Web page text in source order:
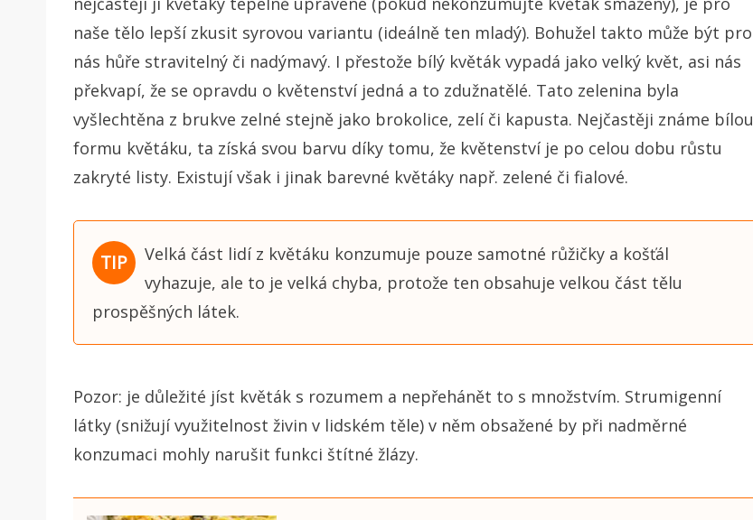
naše tělo lepší zkusit syrovou variantu (ideálně ten mladý). Bohužel takto může být pro
nás hůře stravitelný či nadýmavý. I přestože bílý květák vypadá jako velký květ, asi nás
překvapí, že se opravdu o květenství jedná a to zdužnatělé. Tato zelenina byla
vyšlechtěna z brukve zelné stejně jako brokolice, zelí či kapusta. Nejčastěji známe bílou
formu květáku, ta získá svou barvu díky tomu, že květenství je po celou dobu růstu
zakryté listy. Existují však i jinak barevné květáky např. zelené či fialové.
Velká část lidí z květáku konzumuje pouze samotné růžičky a košťál
vyhazuje, ale to je velká chyba, protože ten obsahuje velkou část tělu
prospěšných látek.
Pozor: je důležité jíst květák s rozumem a nepřehánět to s množstvím. Strumigenní
látky (snižují využitelnost živin v lidském těle) v něm obsažené by při nadměrné
konzumaci mohly narušit funkci štítné žlázy.